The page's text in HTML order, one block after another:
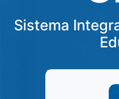
Sistema